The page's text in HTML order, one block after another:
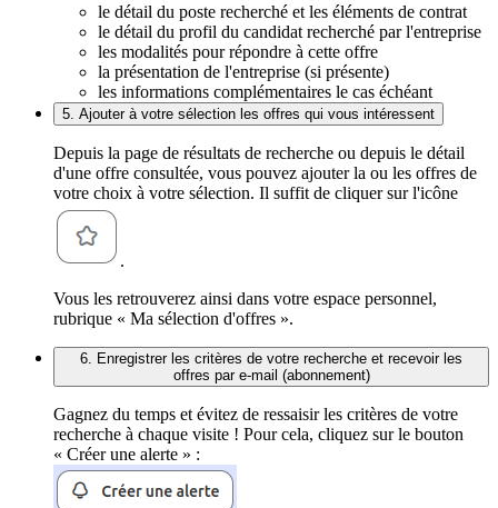
le détail du poste recherché et les éléments de contrat
le détail du profil du candidat recherché par l'entreprise
les modalités pour répondre à cette offre
la présentation de l'entreprise (si présente)
les informations complémentaires le cas échéant
5. Ajouter à votre sélection les offres qui vous intéressent
Depuis la page de résultats de recherche ou depuis le détail
d'une offre consultée, vous pouvez ajouter la ou les offres de
votre choix à votre sélection. Il suffit de cliquer sur l'icône
.
Vous les retrouverez ainsi dans votre espace personnel,
rubrique « Ma sélection d'offres ».
6. Enregistrer les critères de votre recherche et recevoir les
offres par e-mail (abonnement)
Gagnez du temps et évitez de ressaisir les critères de votre
recherche à chaque visite ! Pour cela, cliquez sur le bouton
« Créer une alerte » :